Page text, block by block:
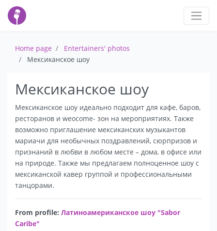
Home page
Entertainers' photos
Мексиканское шоу
Мексиканское шоу
Мексиканское шоу идеально подходит для кафе, баров,
ресторанов и weocome- зон на мероприятиях. Также
возможно приглашение мексиканских музыкантов
мариачи для необычных поздравлений, сюрпризов и
признаний в любви в любом месте – дома, в офисе или
на природе. Также мы предлагаем полноценное шоу с
мексиканской кавер группой и профессиональными
танцорами.
From profile: Латиноамериканское шоу "Sabor
Caribe"